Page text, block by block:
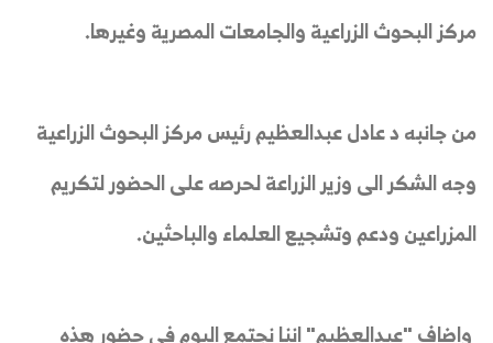
مركز البحوث الزراعية والجامعات المصرية وغيرها.
من جانبه د عادل عبدالعظيم رئيس مركز البحوث الزراعية
وجه الشكر الى وزير الزراعة لحرصه على الحضور لتكريم
المزراعين ودعم وتشجيع العلماء والباحثين.
واضاف "عبدالعظيم" اننا نجتمع اليوم فى حضور هذه